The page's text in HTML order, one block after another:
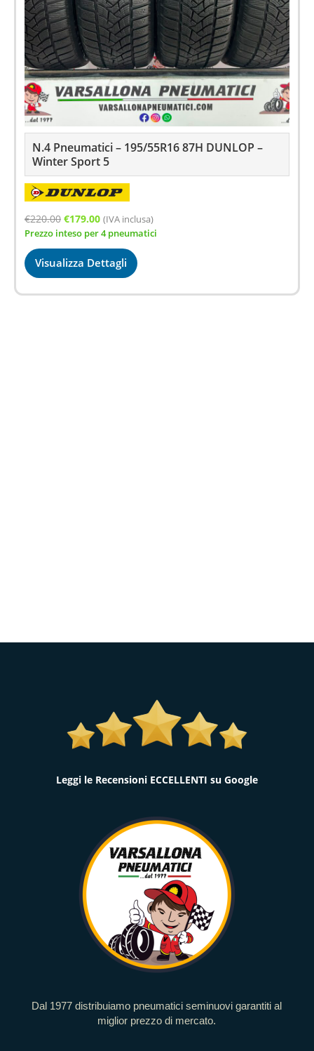
N.4 Pneumatici – 195/55R16 87H DUNLOP –
Winter Sport 5
€220.00 Il
prezzo
€220.00.
€179.00Il
prezzo
attuale
€179.00.
(IVA inclusa)
Prezzo inteso per 4 pneumatici
Visualizza Dettagli
Leggi le Recensioni ECCELLENTI su Google
Dal 1977 distribuiamo pneumatici seminuovi garantiti al
miglior prezzo di mercato.